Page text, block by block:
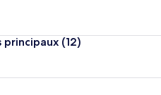
principaux (12)